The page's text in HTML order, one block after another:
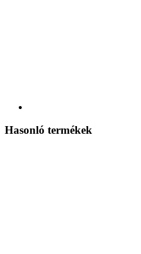
Hasonló termékek